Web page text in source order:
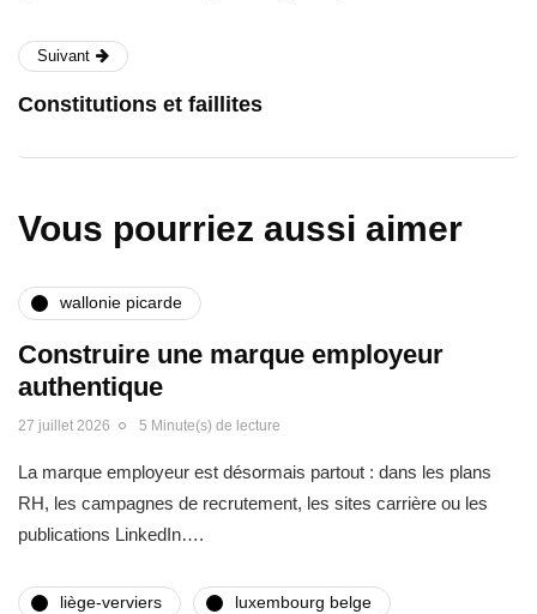
Suivant
Constitutions et faillites
Vous pourriez aussi aimer
wallonie picarde
Construire une marque employeur
authentique
27 juillet 2026 5 Minute(s) de lecture
La marque employeur est désormais partout : dans les plans
RH, les campagnes de recrutement, les sites carrière ou les
publications LinkedIn….
liège-verviers luxembourg belge